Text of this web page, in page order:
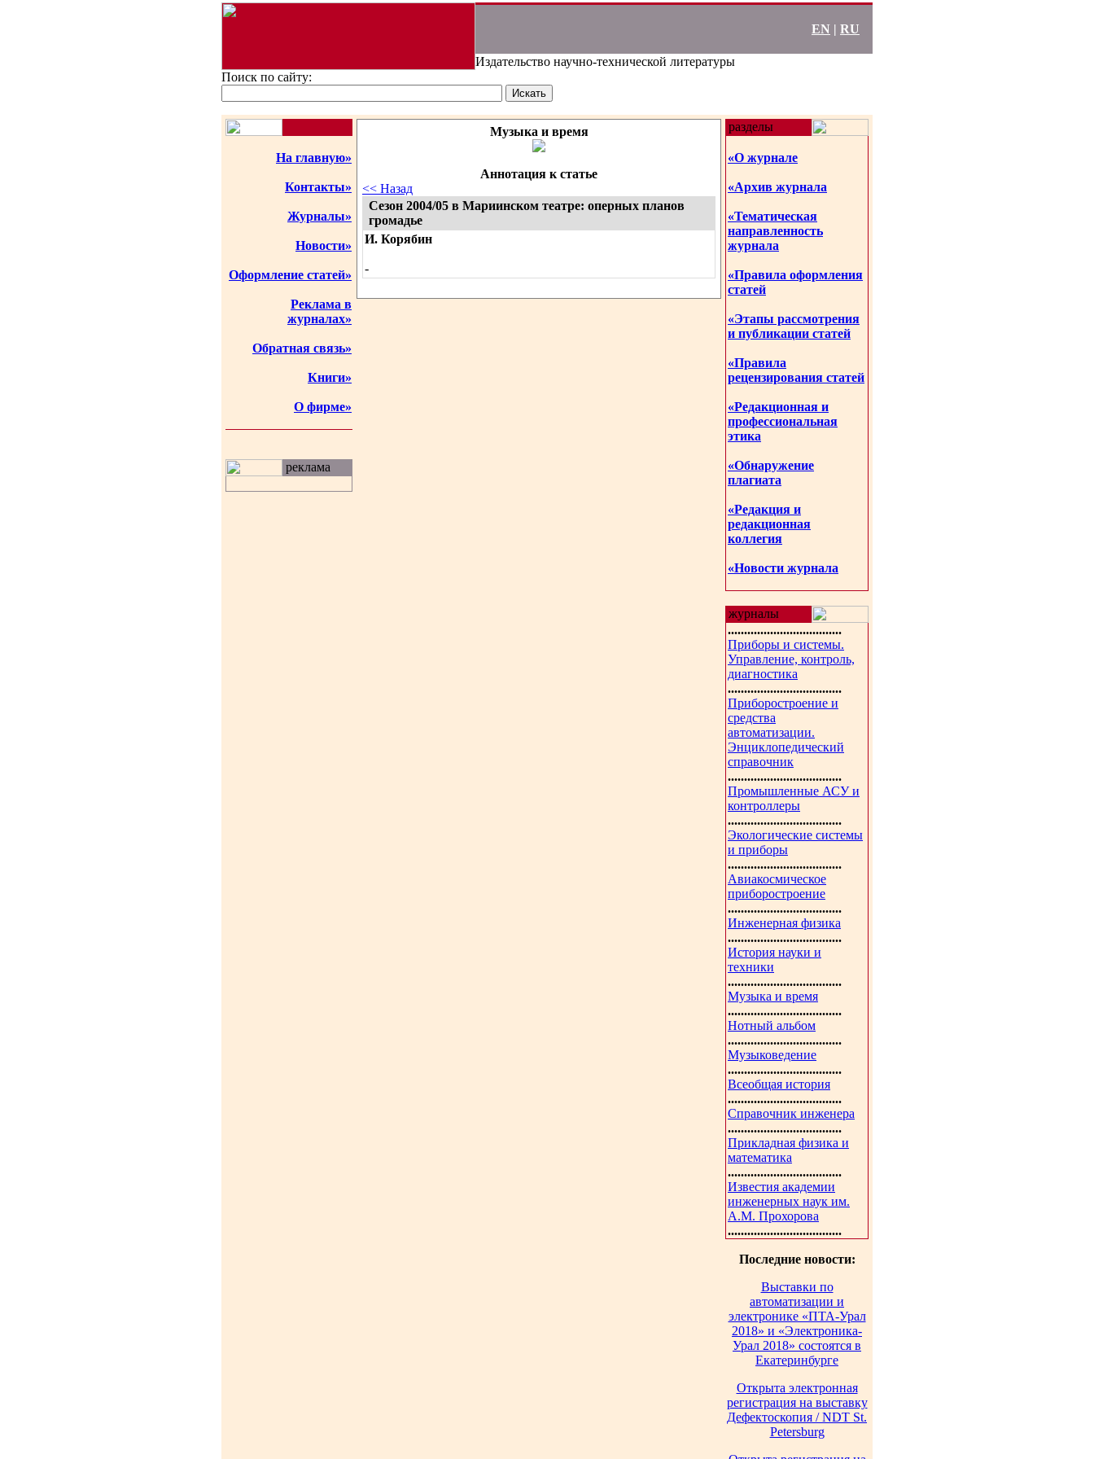
EN | RU
Издательство научно-технической литературы
Поиск по сайту:
На главную»
Контакты»
Журналы»
Новости»
Оформление статей»
Реклама в
журналах»
Обратная связь»
Книги»
О фирме»
реклама
Музыка и время
Аннотация к статье
<< Назад
Сезон 2004/05 в Мариинском театре: оперных планов
громадье
И. Корябин
-
разделы
«О журнале
«Архив журнала
«Тематическая
направленность
журнала
«Правила оформления
статей
«Этапы рассмотрения
и публикации статей
«Правила
рецензирования статей
«Редакционная и
профессиональная
этика
«Обнаружение
плагиата
«Редакция и
редакционная
коллегия
«Новости журнала
журналы
...................................
Приборы и системы.
Управление, контроль,
диагностика
...................................
Приборостроение и
средства
автоматизации.
Энциклопедический
справочник
...................................
Промышленные АСУ и
контроллеры
...................................
Экологические системы
и приборы
...................................
Авиакосмическое
приборостроение
...................................
Инженерная физика
...................................
История науки и
техники
...................................
Музыка и время
...................................
Нотный альбом
...................................
Музыковедение
...................................
Всеобщая история
...................................
Справочник инженера
...................................
Прикладная физика и
математика
...................................
Известия академии
инженерных наук им.
А.М. Прохорова
...................................
Последние новости:
Выставки по
автоматизации и
электронике «ПТА-Урал
2018» и «Электроника-
Урал 2018» состоятся в
Екатеринбурге
Открыта электронная
регистрация на выставку
Дефектоскопия / NDT St.
Petersburg